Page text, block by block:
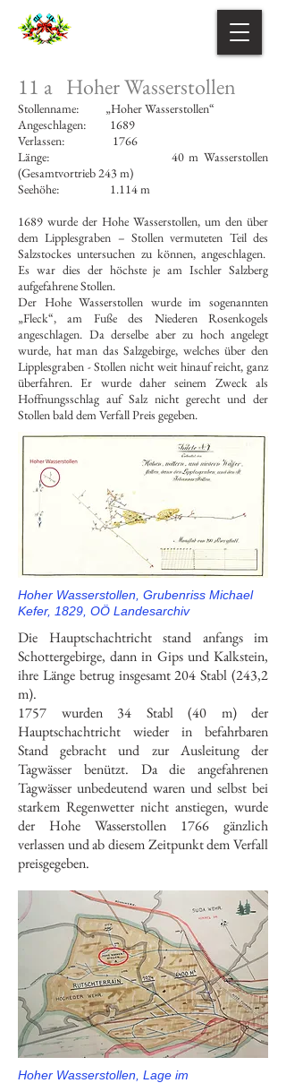
11 a Hoher Wasserstollen
Stollenname: „Hoher Wasserstollen“
Angeschlagen: 1689
Verlassen: 1766
Länge: 40 m Wasserstollen
(Gesamtvortrieb 243 m)
Seehöhe: 1.114 m
1689 wurde der Hohe Wasserstollen, um den über
dem Lipplesgraben – Stollen vermuteten Teil des
Salzstockes untersuchen zu können, angeschlagen.
Es war dies der höchste je am Ischler Salzberg
aufgefahrene Stollen.
Der Hohe Wasserstollen wurde im sogenannten
„Fleck“, am Fuße des Niederen Rosenkogels
angeschlagen. Da derselbe aber zu hoch angelegt
wurde, hat man das Salzgebirge, welches über den
Lipplesgraben - Stollen nicht weit hinauf reicht, ganz
überfahren. Er wurde daher seinem Zweck als
Hoffnungsschlag auf Salz nicht gerecht und der
Stollen bald dem Verfall Preis gegeben.
Hoher Wasserstollen, Grubenriss Michael
Kefer, 1829, OÖ Landesarchiv
Die Hauptschachtricht stand anfangs im
Schottergebirge, dann in Gips und Kalkstein,
ihre Länge betrug insgesamt 204 Stabl (243,2
m).
1757 wurden 34 Stabl (40 m) der
Hauptschachtricht wieder in befahrbaren
Stand gebracht und zur Ausleitung der
Tagwässer benützt. Da die angefahrenen
Tagwässer unbedeutend waren und selbst bei
starkem Regenwetter nicht anstiegen, wurde
der Hohe Wasserstollen 1766 gänzlich
verlassen und ab diesem Zeitpunkt dem Verfall
preisgegeben.
Hoher Wasserstollen, Lage im